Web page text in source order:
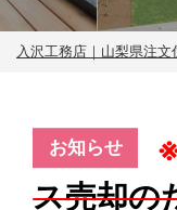
入沢工務店｜山梨県注文
ス売却の